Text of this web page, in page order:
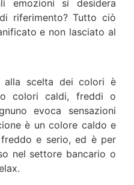
emozioni si desidera
riferimento? Tutto ciò
e non lasciato al
alla scelta dei colori è
colori caldi, freddi o
evoca sensazioni
è un colore caldo e
e serio, ed è per
nel settore bancario o